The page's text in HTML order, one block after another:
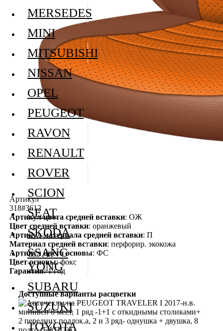
Артикул
318#3612
Артикул цвета средней вставки: ОЖ
Цвет средней вставки: оранжевый
Артикул материала средней вставки: П
Материал средней вставки: перфорир. экокожа
Артикул цвета основы: ФС
Цвет основы: фокс
Гарантия: 1 год
Доступные варианты расцветки
MERSEDES
MINI
MITSUBISHI
NISSAN
OPEL
PEUGEOT
RAVON
RENAULT
ROVER
SCION
SEAT
SKODA
SSANG
YONG
SUBARU
SUZUKI
TOYOTA